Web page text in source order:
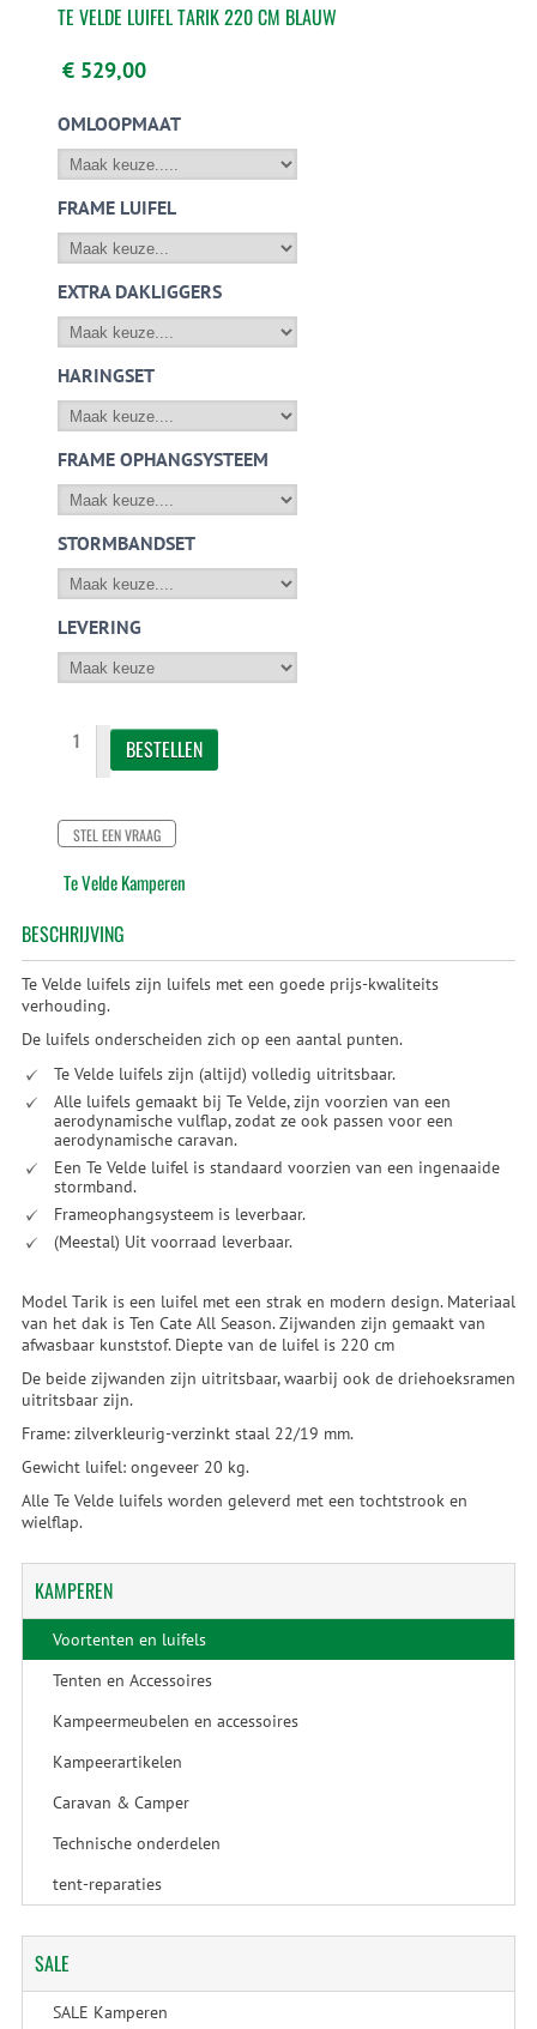
TE VELDE LUIFEL TARIK 220 CM BLAUW
€ 529,00
OMLOOPMAAT
FRAME LUIFEL
EXTRA DAKLIGGERS
HARINGSET
FRAME OPHANGSYSTEEM
STORMBANDSET
LEVERING
STEL EEN VRAAG
Te Velde Kamperen
BESCHRIJVING
Te Velde luifels zijn luifels met een goede prijs-kwaliteits
verhouding.
De luifels onderscheiden zich op een aantal punten.
Te Velde luifels zijn (altijd) volledig uitritsbaar.
Alle luifels gemaakt bij Te Velde, zijn voorzien van een
aerodynamische vulflap, zodat ze ook passen voor een
aerodynamische caravan.
Een Te Velde luifel is standaard voorzien van een ingenaaide
stormband.
Frameophangsysteem is leverbaar.
(Meestal) Uit voorraad leverbaar.
Model Tarik is een luifel met een strak en modern design. Materiaal
van het dak is Ten Cate All Season. Zijwanden zijn gemaakt van
afwasbaar kunststof. Diepte van de luifel is 220 cm
De beide zijwanden zijn uitritsbaar, waarbij ook de driehoeksramen
uitritsbaar zijn.
Frame: zilverkleurig-verzinkt staal 22/19 mm.
Gewicht luifel: ongeveer 20 kg.
Alle Te Velde luifels worden geleverd met een tochtstrook en
wielflap.
KAMPEREN
Voortenten en luifels
Tenten en Accessoires
Kampeermeubelen en accessoires
Kampeerartikelen
Caravan & Camper
Technische onderdelen
tent-reparaties
SALE
SALE Kamperen